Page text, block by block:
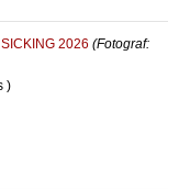
2026 (Fotograf:
)